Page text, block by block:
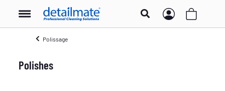
Polissage
Polishes